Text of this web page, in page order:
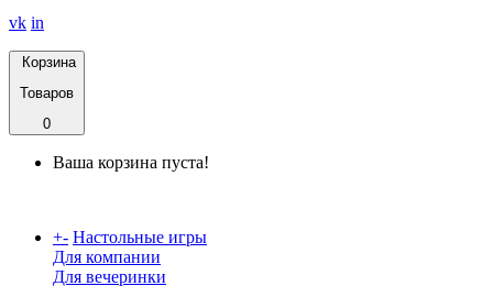
vk in
Корзина
Товаров
0
Ваша корзина пуста!
+- Настольные игры
Для компании
Для вечеринки